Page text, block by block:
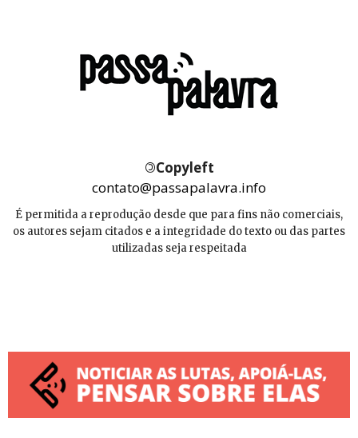
©Copyleft
contato@passapalavra.info
É permitida a reprodução desde que para fins não comerciais,
os autores sejam citados e a integridade do texto ou das partes
utilizadas seja respeitada